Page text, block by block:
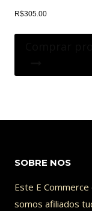
R$305.00
SOBRE NOS
Este E
somos afiliados